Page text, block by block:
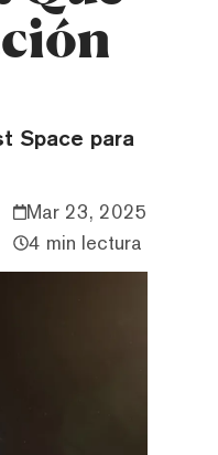
Space para
Mar 23, 2025
4 min lectura